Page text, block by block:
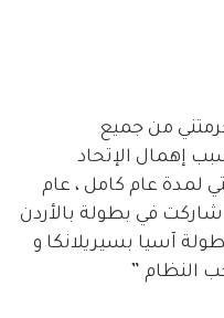
حرمتني من جميع
إهمال الإتحاد
لمدة عام كامل ، عام
شاركت في بطولة بالأردن
آسيا بسيريلانكا و
النظام ”